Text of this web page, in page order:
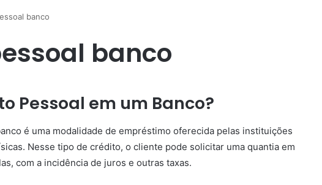
banco
banco
Pessoal em um Banco?
é uma modalidade de empréstimo oferecida pelas instituições
Nesse tipo de crédito, o cliente pode solicitar uma quantia em
com a incidência de juros e outras taxas.